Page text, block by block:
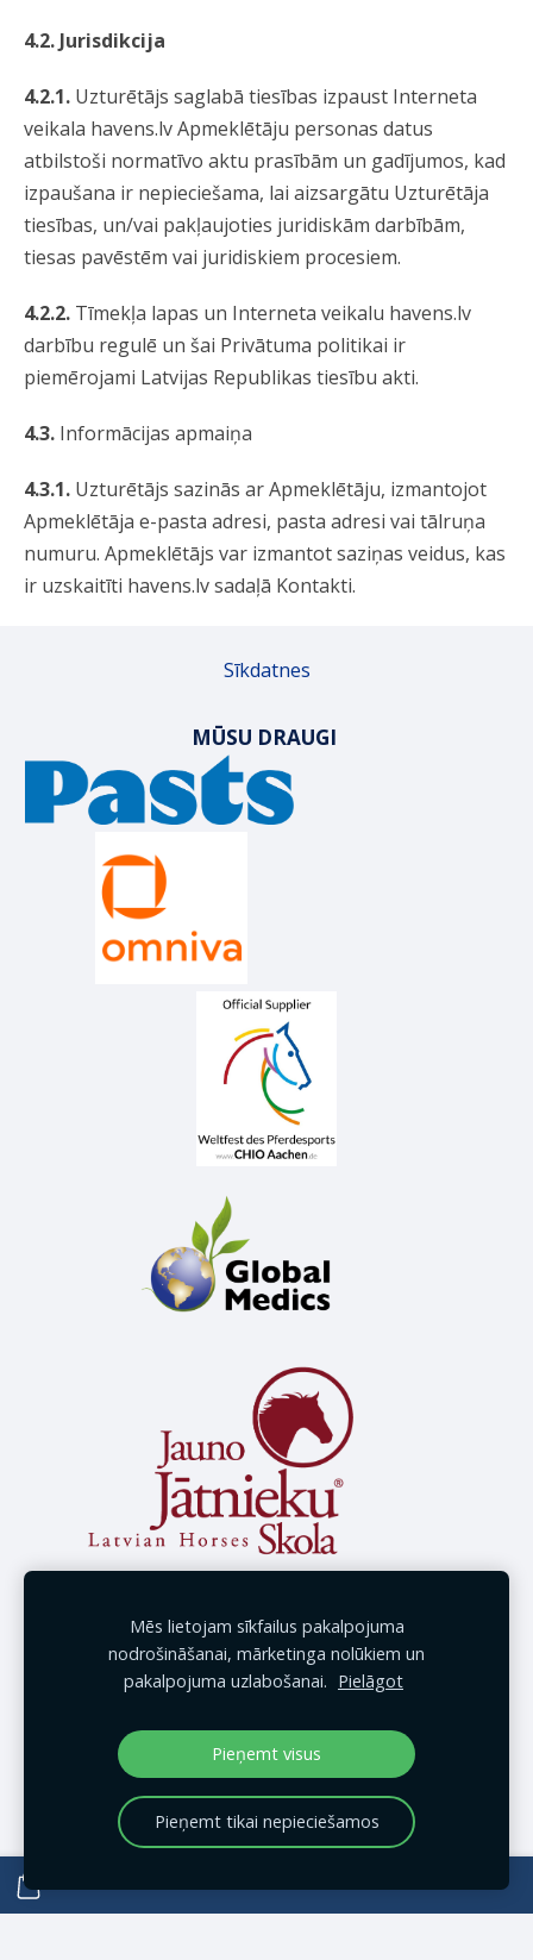
4.2. Jurisdikcija
4.2.1. Uzturētājs saglabā tiesības izpaust Interneta
veikala havens.lv Apmeklētāju personas datus
atbilstoši normatīvo aktu prasībām un gadījumos, kad
izpaušana ir nepieciešama, lai aizsargātu Uzturētāja
tiesības, un/vai pakļaujoties juridiskām darbībām,
tiesas pavēstēm vai juridiskiem procesiem.
4.2.2. Tīmekļa lapas un Interneta veikalu havens.lv
darbību regulē un šai Privātuma politikai ir
piemērojami Latvijas Republikas tiesību akti.
4.3. Informācijas apmaiņa
4.3.1. Uzturētājs sazinās ar Apmeklētāju, izmantojot
Apmeklētāja e-pasta adresi, pasta adresi vai tālruņa
numuru. Apmeklētājs var izmantot saziņas veidus, kas
ir uzskaitīti havens.lv sadaļā Kontakti.
Sīkdatnes
MŪSU DRAUGI
Mēs lietojam sīkfailus pakalpojuma
nodrošināšanai, mārketinga nolūkiem un
pakalpojuma uzlabošanai. Pielāgot
Pieņemt visus
Pieņemt tikai nepieciešamos